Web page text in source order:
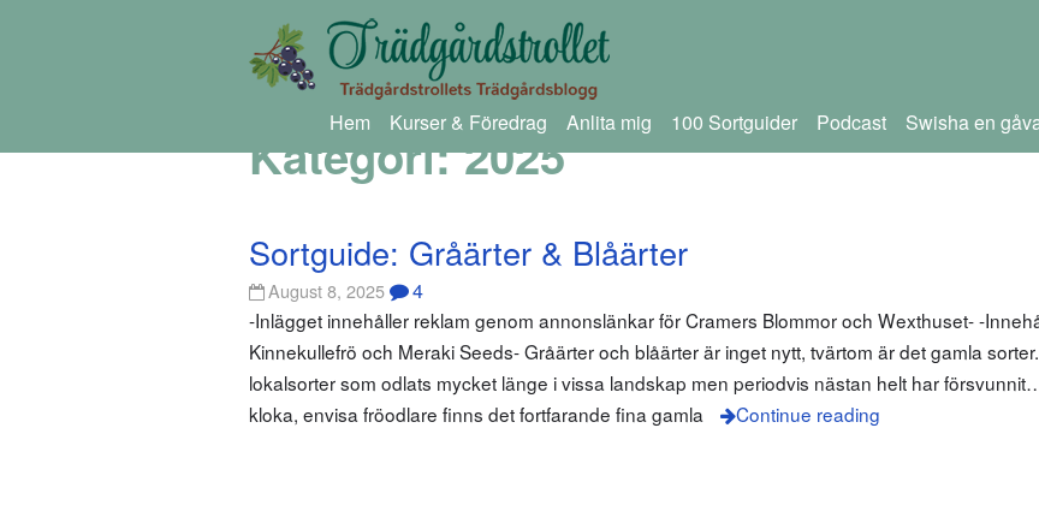
Hem Kurser & Föredrag Anlita mig 100 Sortguider Podcast Swisha en
Kategori:2025
Sortguide: Gråärter & Blåärter
August 8, 2025 4
-Inlägget innehåller reklam genom annonslänkar för Cramers Blommor och Wexthuset- -
Kinnekullefrö och Meraki Seeds- Gråärter och blåärter är inget nytt, tvärtom är det gamla
lokalsorter som odlats mycket länge i vissa landskap men periodvis nästan helt har
kloka, envisa fröodlare finns det fortfarande fina gamla
Continue reading